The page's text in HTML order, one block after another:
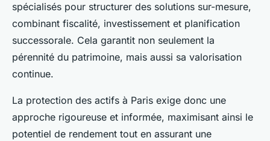
spécialisés pour structurer des solutions sur-mesure,
combinant fiscalité, investissement et planification
successorale. Cela garantit non seulement la
pérennité du patrimoine, mais aussi sa valorisation
continue.
La protection des actifs à Paris exige donc une
approche rigoureuse et informée, maximisant ainsi le
potentiel de rendement tout en assurant une